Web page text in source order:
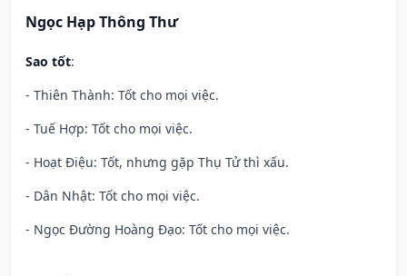
Ngọc Hạp Thông Thư
Sao tốt:
- Thiên Thành: Tốt cho mọi việc.
- Tuế Hợp: Tốt cho mọi việc.
- Hoạt Điệu: Tốt, nhưng gặp Thụ Tử thì xấu.
- Dân Nhật: Tốt cho mọi việc.
- Ngọc Đường Hoàng Đạo: Tốt cho mọi việc.